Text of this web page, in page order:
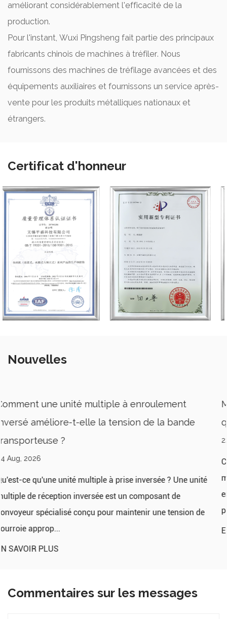
améliorant considérablement l'efficacité de la
production.
Pour l'instant, Wuxi Pingsheng fait partie des principaux
fabricants chinois de machines à tréfiler. Nous
fournissons des machines de tréfilage avancées et des
équipements auxiliaires et fournissons un service après-
vente pour les produits métalliques nationaux et
étrangers.
Certificat d'honneur
Nouvelles
unité
de
Machines à tréfiler traditionnelles ou
quelle est la meilleure ?
22 Jul, 2026
Comprendre les bases de la machine à tréfiler Les
machines à tréfiler réduisent le diamètre du fil
en le tirant à travers une série de filières, diminuant
progressivement sa section t...
EN SAVOIR PLUS
Commentaires sur les messages